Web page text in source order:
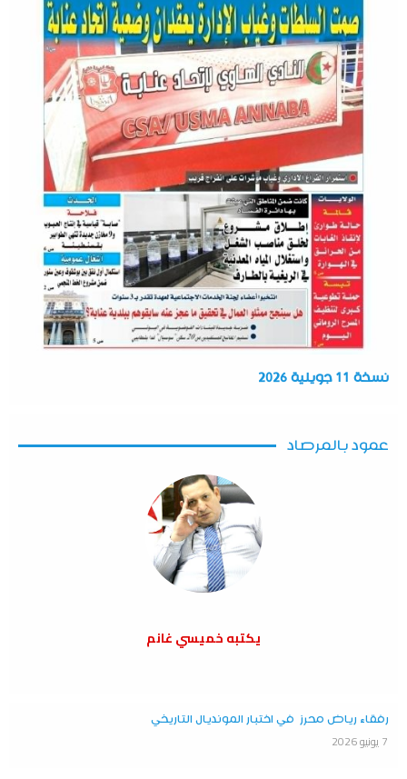
نسخة 11 جويلية 2026
عمود بالمرصاد
يكتبه خميسي غانم
رفقاء رياض محرز في اختبار المونديال التاريخي
7 يونيو 2026